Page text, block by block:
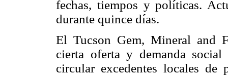
fechas, tiempos y políticas.
durante quince días.
El Tucson Gem, Mineral and
cierta oferta y demanda
circular excedentes locales